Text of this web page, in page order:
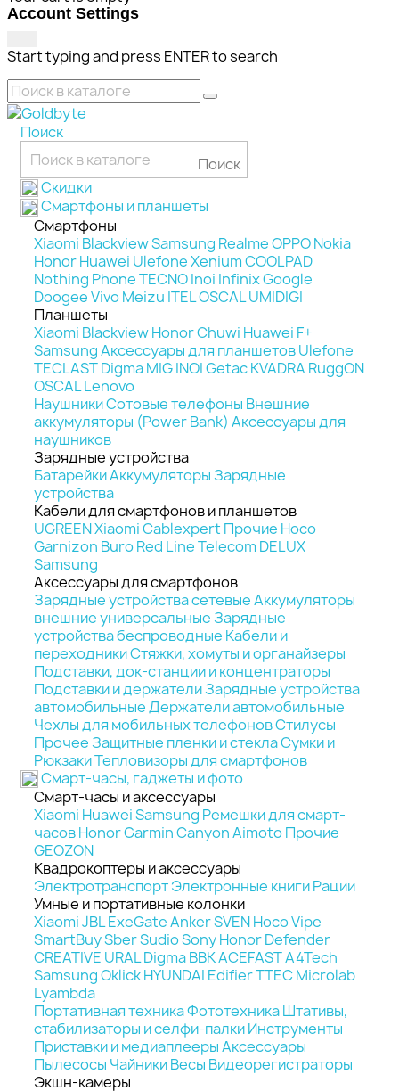
Account Settings
Start typing and press ENTER to search
Поиск
Поиск
Скидки
Смартфоны и планшеты
Смартфоны
Xiaomi BlackviewSamsung RealmeOPPONokia
HonorHuawei UlefoneXeniumCOOLPAD
Nothing PhoneTECNOInoi InfinixGoogle
DoogeeVivoMeizu ITELOSCALUMIDIGI
Планшеты
Xiaomi BlackviewHonorChuwi Huawei F+
SamsungАксессуары для планшетовUlefone
TECLASTDigmaMIGINOIGetacKVADRA RuggON
OSCALLenovo
НаушникиСотовые телефоны Внешние
аккумуляторы (Power Bank) Аксессуары для
наушников
Зарядные устройства
БатарейкиАккумуляторыЗарядные
устройства
Кабели для смартфонов и планшетов
UGREENXiaomiCablexpert Прочие Hoco
Garnizon BuroRed LineTelecom DELUX
Samsung
Аксессуары для смартфонов
Зарядные устройства сетевыеАккумуляторы
внешние универсальныеЗарядные
устройства беспроводные Кабели и
переходникиСтяжки, хомуты и органайзеры
Подставки, док-станции и концентраторы
Подставки и держателиЗарядные устройства
автомобильныеДержатели автомобильные
Чехлы для мобильных телефоновСтилусы
ПрочееЗащитные пленки и стеклаСумки и
РюкзакиТепловизоры для смартфонов
Смарт-часы, гаджеты и фото
Смарт-часы и аксессуары
Xiaomi HuaweiSamsung Ремешки для смарт-
часовHonorGarminCanyonAimotoПрочие
GEOZON
Квадрокоптеры и аксессуары
ЭлектротранспортЭлектронные книгиРации
Умные и портативные колонки
XiaomiJBLExeGateAnkerSVENHocoVipe
SmartBuySberSudioSonyHonorDefender
CREATIVE URALDigmaBBKACEFASTA4Tech
SamsungOklickHYUNDAI EdifierTTECMicrolab
Lyambda
Портативная техникаФототехникаШтативы,
стабилизаторы и селфи-палкиИнструменты
Приставки и медиаплеерыАксессуары
Пылесосы ЧайникиВесы Видеорегистраторы
Экшн-камеры